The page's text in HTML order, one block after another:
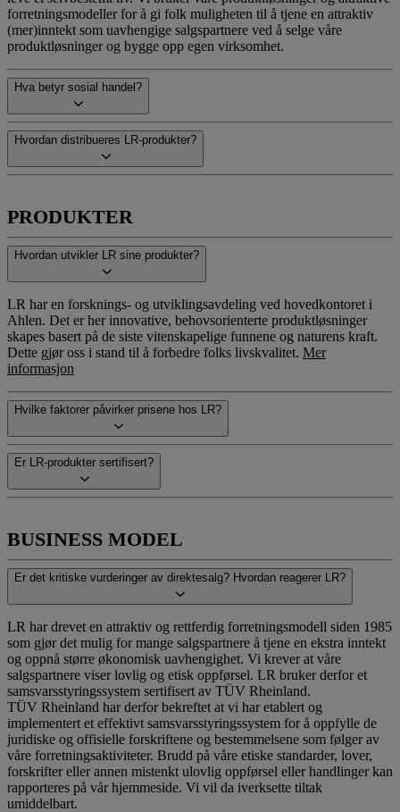
forretningsmodeller for å gi folk muligheten til å tjene en attraktiv
(mer)inntekt som uavhengige salgspartnere ved å selge våre
produktløsninger og bygge opp egen virksomhet.
Hva betyr sosial handel?
Hvordan distribueres LR-produkter?
PRODUKTER
Hvordan utvikler LR sine produkter?
LR har en forsknings- og utviklingsavdeling ved hovedkontoret i
Ahlen. Det er her innovative, behovsorienterte produktløsninger
skapes basert på de siste vitenskapelige funnene og naturens kraft.
Dette gjør oss i stand til å forbedre folks livskvalitet. Mer
informasjon
Hvilke faktorer påvirker prisene hos LR?
Er LR-produkter sertifisert?
BUSINESS MODEL
Er det kritiske vurderinger av direktesalg? Hvordan reagerer LR?
LR har drevet en attraktiv og rettferdig forretningsmodell siden 1985
som gjør det mulig for mange salgspartnere å tjene en ekstra inntekt
og oppnå større økonomisk uavhengighet. Vi krever at våre
salgspartnere viser lovlig og etisk oppførsel. LR bruker derfor et
samsvarsstyringssystem sertifisert av TÜV Rheinland.
TÜV Rheinland har derfor bekreftet at vi har etablert og
implementert et effektivt samsvarsstyringssystem for å oppfylle de
juridiske og offisielle forskriftene og bestemmelsene som følger av
våre forretningsaktiviteter. Brudd på våre etiske standarder, lover,
forskrifter eller annen mistenkt ulovlig oppførsel eller handlinger kan
rapporteres på vår hjemmeside. Vi vil da iverksette tiltak
umiddelbart.